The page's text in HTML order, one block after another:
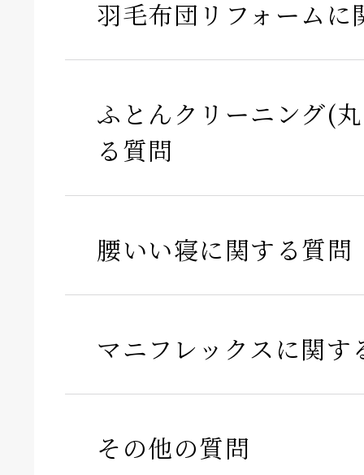
羽毛布団リフォームに
ふとんクリーニング(
る質問
腰いい寝に関する質問
マニフレックスに関す
その他の質問